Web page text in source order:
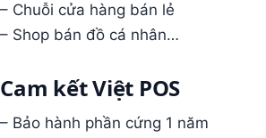
– Chuỗi cửa hàng bán lẻ
– Shop bán đồ cá nhân…
Cam kết Việt POS
– Bảo hành phần cứng 1 năm